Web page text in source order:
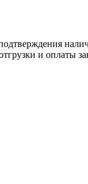
и оплаты